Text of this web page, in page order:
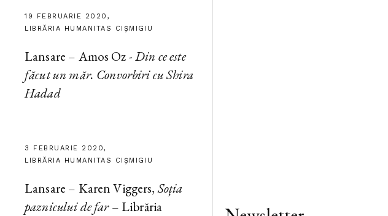
19 FEBRUARIE 2020,
LIBRĂRIA HUMANITAS CIȘMIGIU
Lansare – Amos Oz -Din ce este
făcut un măr. Convorbiri cu Shira
Hadad
3 FEBRUARIE 2020,
LIBRĂRIA HUMANITAS CIȘMIGIU
Lansare – Karen Viggers,Soția
paznicului de far– Librăria